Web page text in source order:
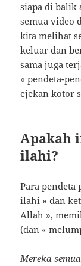
siapa di balik
semua video
kita melihat
keluar dan
sama juga
« pendeta-
ejekan kotor
Apakah
ilahi?
Para pendeta
ilahi » dan
Allah »,
(dan «
Mereka